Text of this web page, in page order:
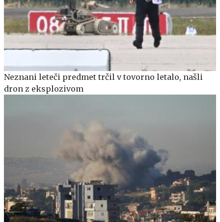
Neznani leteči predmet trčil v tovorno letalo, našli
dron z eksplozivom